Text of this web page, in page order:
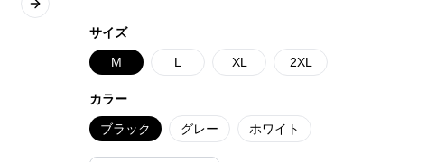
Next slide
サイズ
M L XL 2XL
カラー
ブラック グレー ホワイト